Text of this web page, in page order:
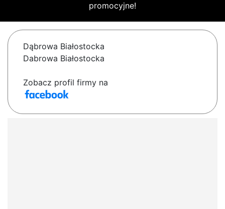
promocyjne!
Dąbrowa Białostocka
Dabrowa Białostocka
Zobacz profil firmy na